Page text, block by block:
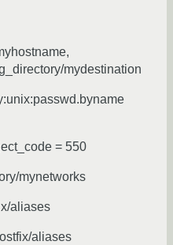
mydestination
= 550
mynetworks
aliases
aliases